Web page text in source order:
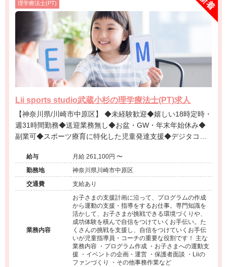
理学療法士(PT)
Lii sports studio武蔵小杉の理学療法士(PT)求人
【神奈川県/川崎市中原区】 ◆未経験歓迎◆嬉しい18時定時・
週31時間勤務◆送迎業務無し◆お盆・GW・年末年始休み◆
副業可◆スポーツ療育に特化した児童発達支援◆デジタコン
鋭的なアプローチが可能◆事業所にてセラピスト指導員募集
給与
月給 261,100円 〜
勤務地
神奈川県川崎市中原区
交通費
支給あり
業務内容
お子さまの支援計画に沿って、プログラムの作成
から運動の支援・指導をするお仕事。専門知識を
活かして、お子さまが挑戦できる環境づくりや、
成功体験を積んで自信をつけていくお手伝い。た
くさんの挑戦を支援し、自信をつけていくお手伝
いが児童指導員・コーチの重要な役割です！ 主な
業務内容 ・プログラム作成 ・お子さまへの運動支
援 ・イベントの企画・運営 ・保護者面談 ・Liiの
ファンづくり ・その他事務作業など